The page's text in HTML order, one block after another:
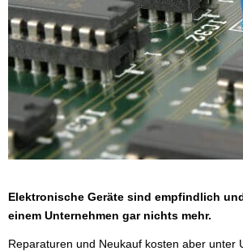
Elektronische Geräte sind empfindlich
einem Unternehmen gar nichts mehr.
Reparaturen und Neukauf kosten aber unter